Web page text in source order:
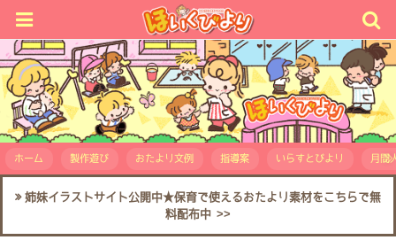
ホーム 製作遊び おたより文例 指導案 いらすとびより 月間
姉妹イラストサイト公開中★保育で使えるおたより素材をこちらで無
料配布中 >>